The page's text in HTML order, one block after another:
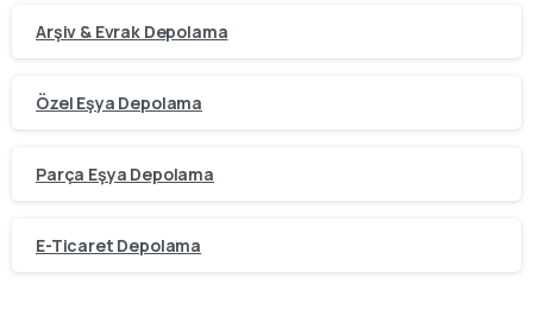
Arşiv & Evrak Depolama
Özel Eşya Depolama
Parça Eşya Depolama
E-Ticaret Depolama